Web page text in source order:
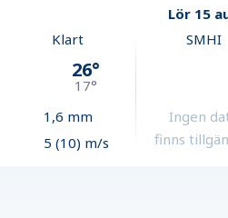
Lör 15
Klart
26°
17°
1,6 mm
5 (10) m/s
SMHI
Ingen
finns